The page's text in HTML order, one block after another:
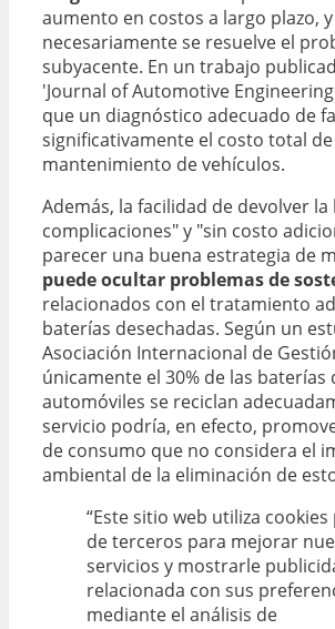
aumento en costos a largo plazo,
necesariamente se resuelve el
subyacente. En un trabajo
'Journal of Automotive
que un diagnóstico adecuado de
significativamente el costo total de
mantenimiento de vehículos.
Además, la facilidad de devolver
complicaciones" y "sin costo
parecer una buena estrategia de
puede ocultar problemas de
relacionados con el tratamiento
baterías desechadas. Según un
Asociación Internacional de
únicamente el 30% de las baterías
automóviles se reciclan
servicio podría, en efecto,
de consumo que no considera el
ambiental de la eliminación de
“Este sitio web utiliza
de terceros para mejorar
servicios y mostrarle
relacionada con sus
mediante el análisis de